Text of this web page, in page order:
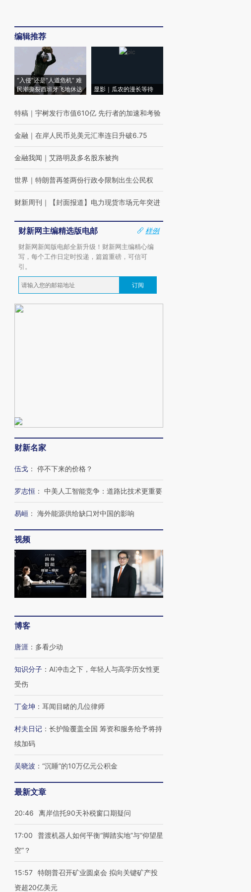
编辑推荐
“入侵”还是“人道危机” 难
民潮撕裂西班牙飞地休达
显影｜瓜农的漫长等待
特稿 ｜ 宇树发行市值610亿 先行者的加速和考验
金融 ｜ 在岸人民币兑美元汇率连日升破6.75
金融我闻 ｜ 艾路明及多名股东被拘
世界 ｜ 特朗普再签两份行政令限制出生公民权
财新周刊 ｜ 【封面报道】电力现货市场元年突进
财新网主编精选版电邮
样例
财新网新闻版电邮全新升级！财新网主编精心编
写，每个工作日定时投递，篇篇重磅，可信可
引。
订阅
财新名家
伍戈 ： 停不下来的价格？
罗志恒 ： 中美人工智能竞争：道路比技术更重要
易峘 ： 海外能源供给缺口对中国的影响
视频
博客
唐涯 ： 多看少动
知识分子 ： AI冲击之下，年轻人与高学历女性更
受伤
丁金坤 ： 耳闻目睹的几位律师
村夫日记 ： 长护险覆盖全国 筹资和服务给予将持
续加码
吴晓波 ： “沉睡”的10万亿元公积金
最新文章
20:46 离岸信托90天补税窗口期疑问
17:00
普渡机器人如何平衡“脚踏实地”与“仰望星
空”？
15:57 特朗普召开矿业圆桌会 拟向关键矿产投
资超20亿美元